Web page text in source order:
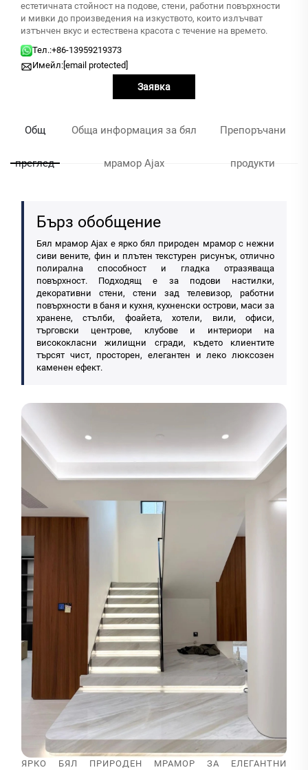
естетичната стойност на подове, стени, работни повърхности
и мивки до произведения на изкуството, които излъчват
изтънчен вкус и естествена красота с течение на времето.
Тел.:+86-13959219373
Имейл: [email protected]
Заявка
Общ
преглед
Обща информация за бял
мрамор Ajax
Препоръчани
продукти
Бърз обобщение
Бял мрамор Ajax е ярко бял природен мрамор с нежни
сиви вените, фин и плътен текстурен рисунък, отлично
полирална способност и гладка отразяваща
повърхност. Подходящ е за подови настилки,
декоративни стени, стени зад телевизор, работни
повърхности в баня и кухня, кухненски острови, маси за
хранене, стълби, фоайета, хотели, вили, офиси,
търговски центрове, клубове и интериори на
висококласни жилищни сгради, където клиентите
търсят чист, просторен, елегантен и леко люксозен
каменен ефект.
ЯРКО БЯЛ ПРИРОДЕН МРАМОР ЗА ЕЛЕГАНТНИ